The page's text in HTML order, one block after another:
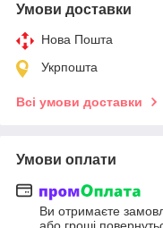
Умови доставки
Нова Пошта
Укрпошта
Всі умови доставки
Умови оплати
Ви отримаєте